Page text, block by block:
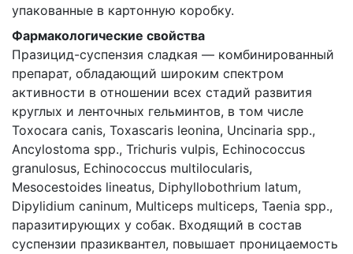
упакованные в картонную коробку.
Фармакологические свойства
Празицид-суспензия сладкая — комбинированный
препарат, обладающий широким спектром
активности в отношении всех стадий развития
круглых и ленточных гельминтов, в том числе
Toxocara canis, Toxascaris leonina, Uncinaria spp.,
Ancylostoma spp., Trichuris vulpis, Echinococcus
granulosus, Echinococcus multilocularis,
Mesocestoides lineatus, Diphyllobothrium latum,
Dipylidium caninum, Multiceps multiceps, Taenia spp.,
паразитирующих у собак. Входящий в состав
суспензии празиквантел, повышает проницаемость